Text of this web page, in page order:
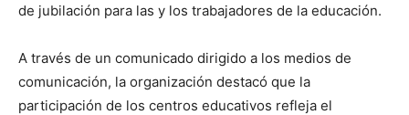
de jubilación para las y los trabajadores de la educación.
A través de un comunicado dirigido a los medios de
comunicación, la organización destacó que la
participación de los centros educativos refleja el